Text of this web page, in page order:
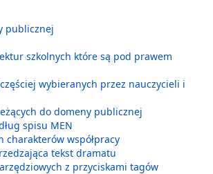
publicznej
szkolnych które są pod prawem
wybieranych przez nauczycieli i
do domeny publicznej
spisu MEN
charakterów współpracy
tekst dramatu
z przyciskami tagów